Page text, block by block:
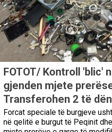
FOTOT/ Kontroll 'blic'
gjenden mjete
Transferohen 2 të
Forcat speciale të burgjeve
në qelitë e burgut të Peqinit